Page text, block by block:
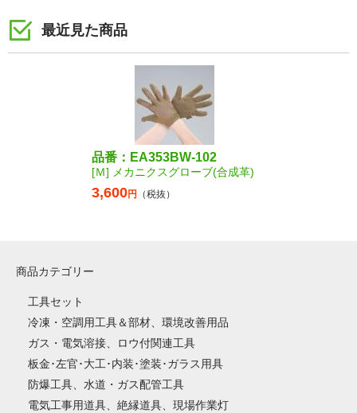
最近見た商品
品番：EA353BW-102
[Ｍ] メカニクスグローブ(合成革)
3,600円 （税抜）
商品カテゴリー
工具セット
冷凍・空調用工具＆部材、環境改善用品
ガス・電気溶接、ロウ付関連工具
板金･左官･大工･内装･塗装･ガラス用具
防爆工具、水道・ガス配管工具
電気工事用道具、絶縁道具、現場作業灯